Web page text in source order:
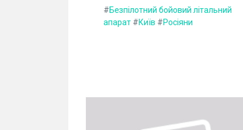
#Безпілотний бойовий літальний
апарат #Київ #Росіяни